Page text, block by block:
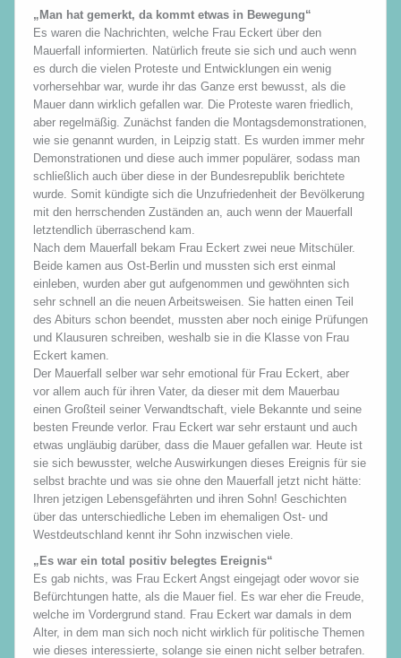
„Man hat gemerkt, da kommt etwas in Bewegung“
Es waren die Nachrichten, welche Frau Eckert über den
Mauerfall informierten. Natürlich freute sie sich und auch wenn
es durch die vielen Proteste und Entwicklungen ein wenig
vorhersehbar war, wurde ihr das Ganze erst bewusst, als die
Mauer dann wirklich gefallen war. Die Proteste waren friedlich,
aber regelmäßig. Zunächst fanden die Montagsdemonstrationen,
wie sie genannt wurden, in Leipzig statt. Es wurden immer mehr
Demonstrationen und diese auch immer populärer, sodass man
schließlich auch über diese in der Bundesrepublik berichtete
wurde. Somit kündigte sich die Unzufriedenheit der Bevölkerung
mit den herrschenden Zuständen an, auch wenn der Mauerfall
letztendlich überraschend kam.
Nach dem Mauerfall bekam Frau Eckert zwei neue Mitschüler.
Beide kamen aus Ost-Berlin und mussten sich erst einmal
einleben, wurden aber gut aufgenommen und gewöhnten sich
sehr schnell an die neuen Arbeitsweisen. Sie hatten einen Teil
des Abiturs schon beendet, mussten aber noch einige Prüfungen
und Klausuren schreiben, weshalb sie in die Klasse von Frau
Eckert kamen.
Der Mauerfall selber war sehr emotional für Frau Eckert, aber
vor allem auch für ihren Vater, da dieser mit dem Mauerbau
einen Großteil seiner Verwandtschaft, viele Bekannte und seine
besten Freunde verlor. Frau Eckert war sehr erstaunt und auch
etwas ungläubig darüber, dass die Mauer gefallen war. Heute ist
sie sich bewusster, welche Auswirkungen dieses Ereignis für sie
selbst brachte und was sie ohne den Mauerfall jetzt nicht hätte:
Ihren jetzigen Lebensgefährten und ihren Sohn! Geschichten
über das unterschiedliche Leben im ehemaligen Ost- und
Westdeutschland kennt ihr Sohn inzwischen viele.
„Es war ein total positiv belegtes Ereignis“
Es gab nichts, was Frau Eckert Angst eingejagt oder wovor sie
Befürchtungen hatte, als die Mauer fiel. Es war eher die Freude,
welche im Vordergrund stand. Frau Eckert war damals in dem
Alter, in dem man sich noch nicht wirklich für politische Themen
wie dieses interessierte, solange sie einen nicht selber betrafen.